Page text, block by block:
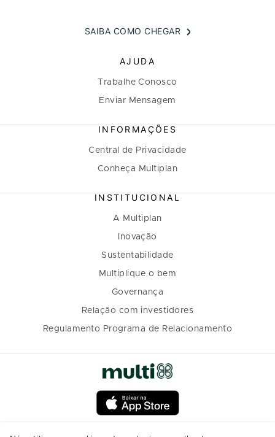
SAIBA COMO CHEGAR
AJUDA
Trabalhe Conosco
Enviar Mensagem
INFORMAÇÕES
Central de Privacidade
Conheça Multiplan
INSTITUCIONAL
A Multiplan
Inovação
Sustentabilidade
Multiplique o bem
Governança
Relação com investidores
Regulamento Programa de Relacionamento